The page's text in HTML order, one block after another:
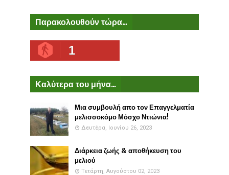
Παρακολουθούν τώρα...
1
Καλύτερα του μήνα...
Μια συμβουλή απο τον Επαγγελματία
μελισσοκόμο Μόσχο Ντιώνια!
Δευτέρα, Ιουνίου 26, 2023
Διάρκεια ζωής & αποθήκευση του
μελιού
Τετάρτη, Αυγούστου 02, 2023